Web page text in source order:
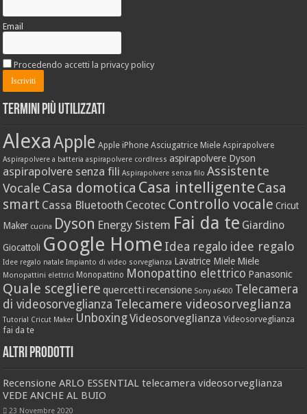
Email
Procedendo accetti la privacy policy
Termini più utilizzati
AlexaApple Apple iPhone Asciugatrice Miele Aspirapolvere
Aspirapolvere a batteria aspirapolvere cordlress aspirapolvere Dyson
aspirapolvere senza fili Aspirapolvere senza filo Assistente
Vocale Casa domotica Casa intelligente Casa
smart Cassa Bluetooth Cecotec Controllo vocale Cricut
Maker cucina Dyson Energy Sistem Fai da te Giardino
Giocattoli Google Home Idea regalo idee regalo
Idee regalo natale Impianto di video sorveglianza Lavatrice Miele Miele
Monopattini elettrici Monopattino Monopattino elettrico Panasonic
Quale scegliere quercetti recensione Sony a6400 Telecamera
di videosorveglianza Telecamere videosorveglianza
Tutorial Cricut Maker UnboxingVideosorveglianza Videosorveglianza
fai da te
Altri prodotti
Recensione ARLO ESSENTIAL telecamera videosorveglianza
VEDE ANCHE AL BUIO
23 Novembre 2020